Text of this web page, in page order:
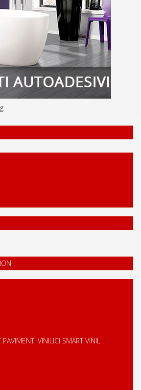
VINILICI SMART VINIL